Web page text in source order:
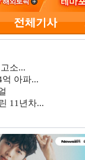
소...
아파...
11년차...